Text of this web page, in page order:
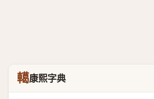
轕康熙字典